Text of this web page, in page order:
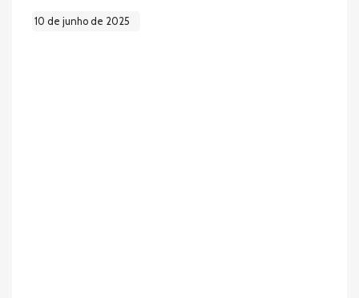
10 de junho de 2025